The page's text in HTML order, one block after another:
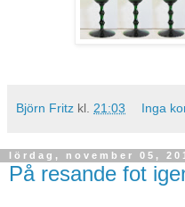
Björn Fritz kl. 21:03 Inga
lördag, november 05,
På resande fot